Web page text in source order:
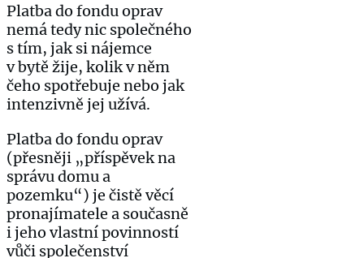
Platba do fondu oprav
nemá tedy nic společného
s tím, jak si nájemce
v bytě žije, kolik v něm
čeho spotřebuje nebo jak
intenzivně jej užívá.
Platba do fondu oprav
(přesněji „příspěvek na
správu domu a
pozemku“) je čistě věcí
pronajímatele a současně
i jeho vlastní povinností
vůči společenství